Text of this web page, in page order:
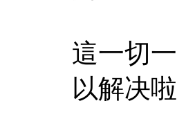
這一切
以解决啦